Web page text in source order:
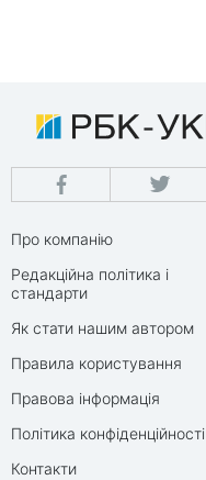
Про компанію
Редакційна політика і
стандарти
Як стати нашим автором
Правила користування
Правова інформація
Політика конфіденційності
Контакти